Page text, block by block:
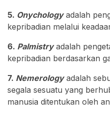
5. Onychologyadalah
kepribadian melalui
6. Palmistryadalah
kepribadian berdasarkan
7. Nemerologyadalah
segala sesuatu yang
manusia ditentukan oleh